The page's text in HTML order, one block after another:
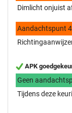
Dimlicht onjuist
Aandachtspunt 4
APK
Geen
Tijdens deze